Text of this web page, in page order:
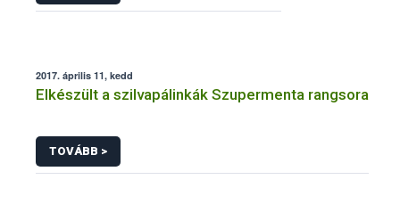
2017. április 11, kedd
Elkészült a szilvapálinkák Szupermenta rangsora
TOVÁBB >